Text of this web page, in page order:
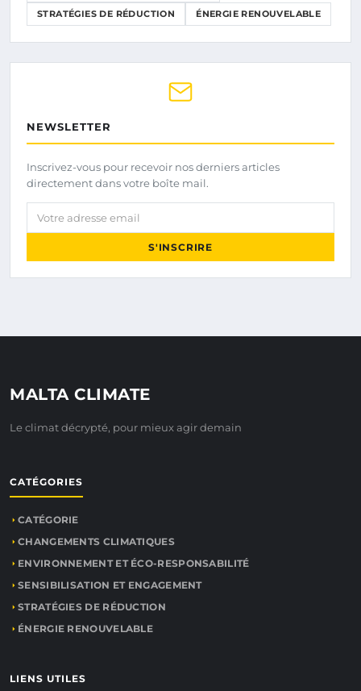
STRATÉGIES DE RÉDUCTION ÉNERGIE RENOUVELABLE
NEWSLETTER
Inscrivez-vous pour recevoir nos derniers articles
directement dans votre boîte mail.
Votre adresse email
S'INSCRIRE
MALTA CLIMATE
Le climat décrypté, pour mieux agir demain
CATÉGORIES
CATÉGORIE
CHANGEMENTS CLIMATIQUES
ENVIRONNEMENT ET ÉCO-RESPONSABILITÉ
SENSIBILISATION ET ENGAGEMENT
STRATÉGIES DE RÉDUCTION
ÉNERGIE RENOUVELABLE
LIENS UTILES